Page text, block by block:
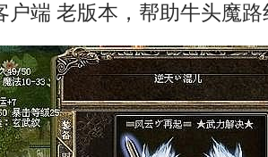
户端 老版本，帮助牛头魔